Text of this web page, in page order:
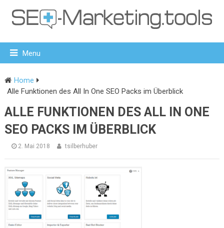
Menu
Home
Alle Funktionen des All In One SEO Packs im Überblick
ALLE FUNKTIONEN DES ALL IN ONE
SEO PACKS IM ÜBERBLICK
2. Mai 2018 tsilberhuber